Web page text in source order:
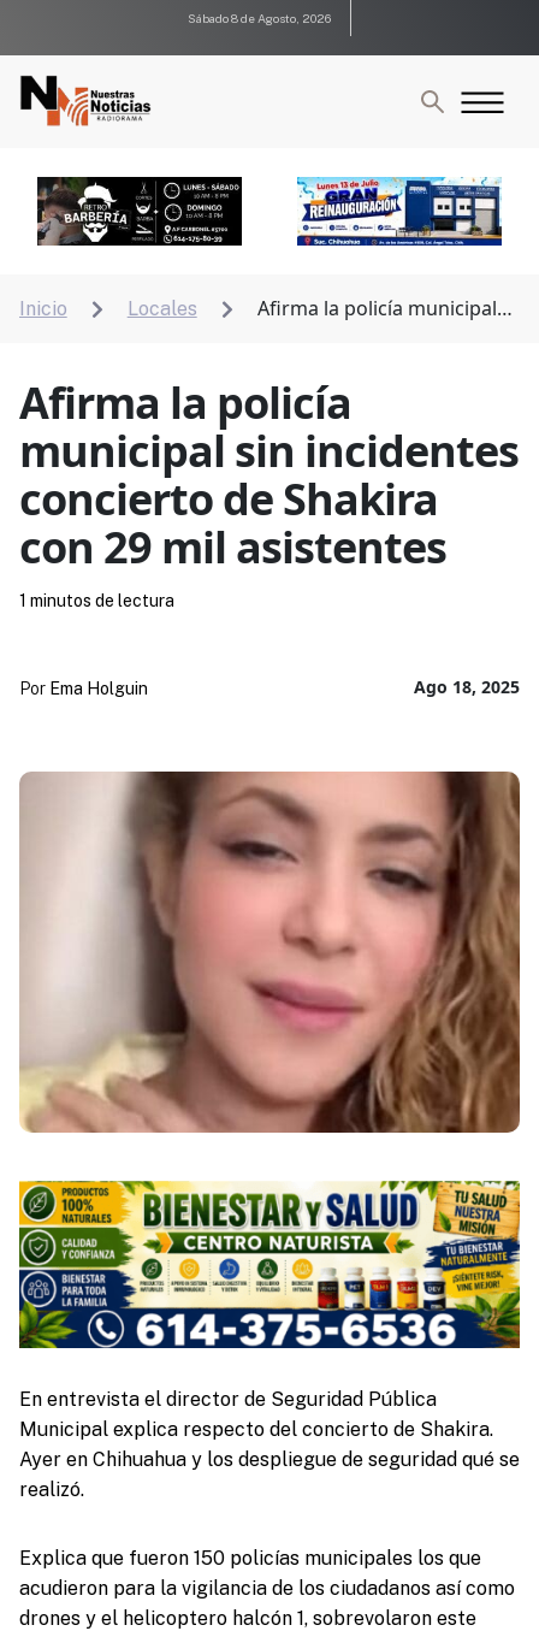
Sábado 8 de Agosto, 2026
Inicio  Locales 
Afirma la policía municipal
Afirma la policía
municipal sin incidentes
concierto de Shakira
con 29 mil asistentes
Ago 18, 2025
Por Ema Holguin
1 minutos de lectura
En entrevista el director de Seguridad Pública
Municipal explica respecto del concierto de Shakira.
Ayer en Chihuahua y los despliegue de seguridad qué se
realizó.
Explica que fueron 150 policías municipales los que
acudieron para la vigilancia de los ciudadanos así como
drones y el helicoptero halcón 1, sobrevolaron este